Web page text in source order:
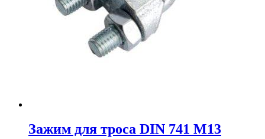
Зажим для троса DIN 741 М13